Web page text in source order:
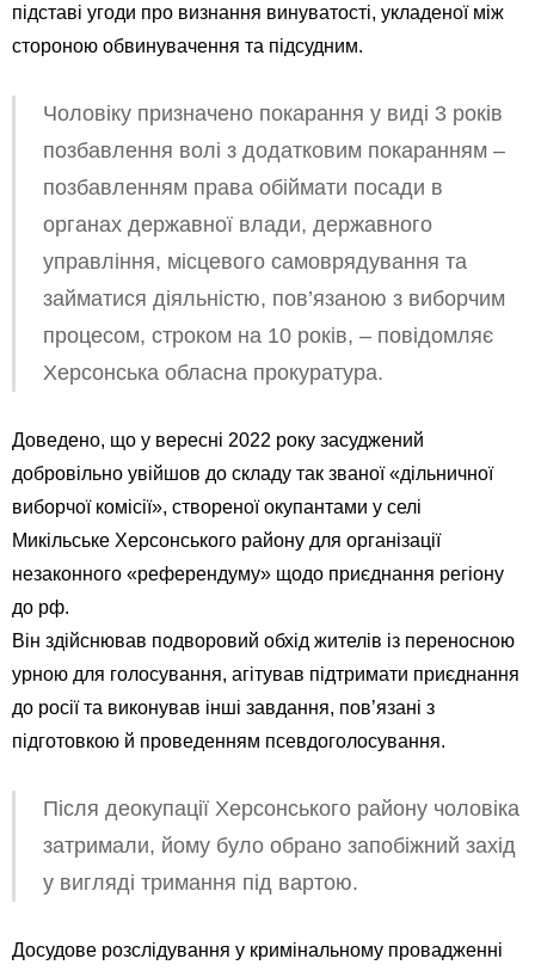
підставі угоди про визнання винуватості, укладеної між
стороною обвинувачення та підсудним.
Чоловіку призначено покарання у виді 3 років
позбавлення волі з додатковим покаранням –
позбавленням права обіймати посади в
органах державної влади, державного
управління, місцевого самоврядування та
займатися діяльністю, пов’язаною з виборчим
процесом, строком на 10 років, – повідомляє
Херсонська обласна прокуратура.
Доведено, що у вересні 2022 року засуджений
добровільно увійшов до складу так званої «дільничної
виборчої комісії», створеної окупантами у селі
Микільське Херсонського району для організації
незаконного «референдуму» щодо приєднання регіону
до рф.
Він здійснював подворовий обхід жителів із переносною
урною для голосування, агітував підтримати приєднання
до росії та виконував інші завдання, пов’язані з
підготовкою й проведенням псевдоголосування.
Після деокупації Херсонського району чоловіка
затримали, йому було обрано запобіжний захід
у вигляді тримання під вартою.
Досудове розслідування у кримінальному провадженні